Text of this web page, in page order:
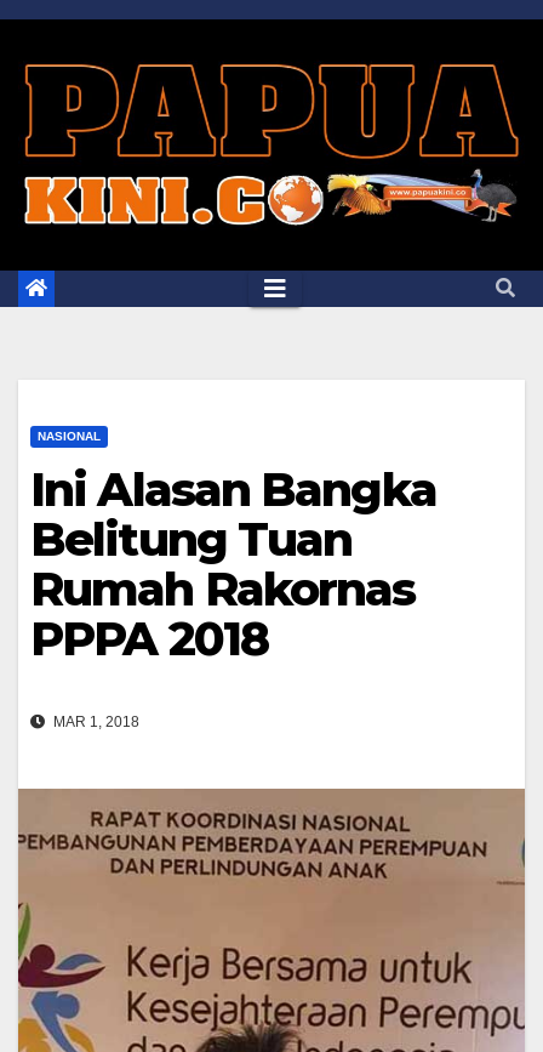
Skip
content
NASIONAL
Ini Alasan Bangka
Belitung Tuan
Rumah Rakornas
PPPA 2018
MAR 1, 2018